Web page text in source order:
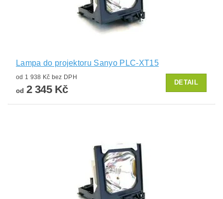
Lampa do projektoru Sanyo PLC-XT15
od 1 938 Kč bez DPH
od 2 345 Kč
DETAIL